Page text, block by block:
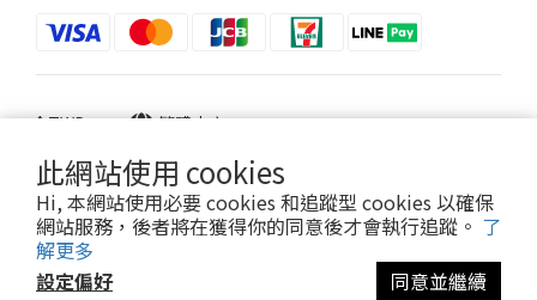
此網站使用 cookies
Hi, 本網站使用必要 cookies 和追蹤型 cookies 以確保
網站服務，後者將在獲得你的同意後才會執行追蹤。 了
解更多
設定偏好
同意並繼續
$TWD 繁體中文